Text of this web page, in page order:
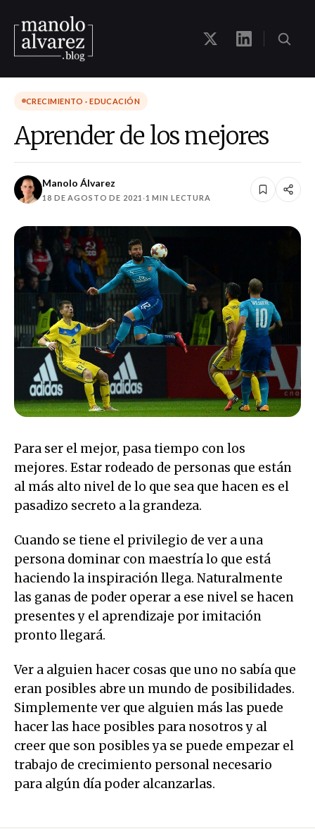
CRECIMIENTO · EDUCACIÓN
Aprender de los mejores
Manolo Álvarez
18 DE AGOSTO DE 2021 ·1 MIN LECTURA
Para ser el mejor, pasa tiempo con los
mejores. Estar rodeado de personas que están
al más alto nivel de lo que sea que hacen es el
pasadizo secreto a la grandeza.
Cuando se tiene el privilegio de ver a una
persona dominar con maestría lo que está
haciendo la inspiración llega. Naturalmente
las ganas de poder operar a ese nivel se hacen
presentes y el aprendizaje por imitación
pronto llegará.
Ver a alguien hacer cosas que uno no sabía que
eran posibles abre un mundo de posibilidades.
Simplemente ver que alguien más las puede
hacer las hace posibles para nosotros y al
creer que son posibles ya se puede empezar el
trabajo de crecimiento personal necesario
para algún día poder alcanzarlas.